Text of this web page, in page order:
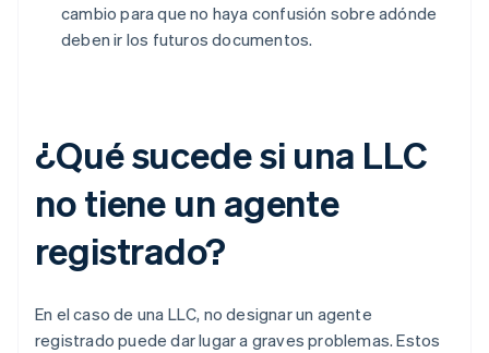
cambio para que no haya confusión sobre adónde
deben ir los futuros documentos.
¿Qué sucede si una LLC
no tiene un agente
registrado?
En el caso de una LLC, no designar un agente
registrado puede dar lugar a graves problemas. Estos